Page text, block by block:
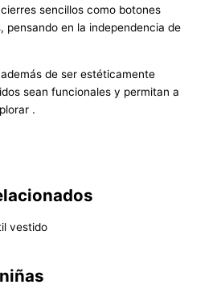
sencillos como botones
pensando en la independencia de
de ser estéticamente
sean funcionales y permitan a
.